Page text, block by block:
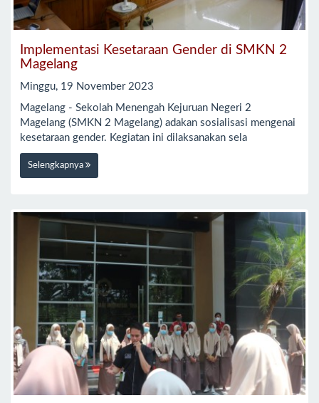
Implementasi Kesetaraan Gender di SMKN 2
Magelang
Minggu, 19 November 2023
Magelang - Sekolah Menengah Kejuruan Negeri 2
Magelang (SMKN 2 Magelang) adakan sosialisasi mengenai
kesetaraan gender. Kegiatan ini dilaksanakan sela
Selengkapnya